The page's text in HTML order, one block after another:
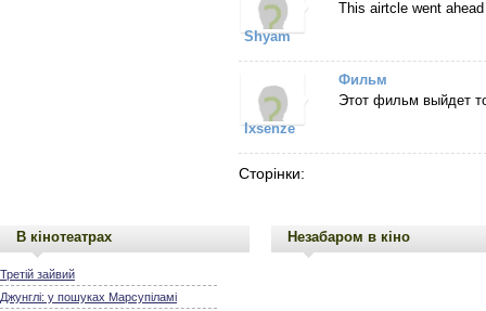
Shyam
This airtcle went
Ixsenze
Фильм
Этот фильм выйдет
Сторінки:
В кінотеатрах
Третій зайвий
Джунглі: у пошуках Марсупіламі
Незабаром в кіно